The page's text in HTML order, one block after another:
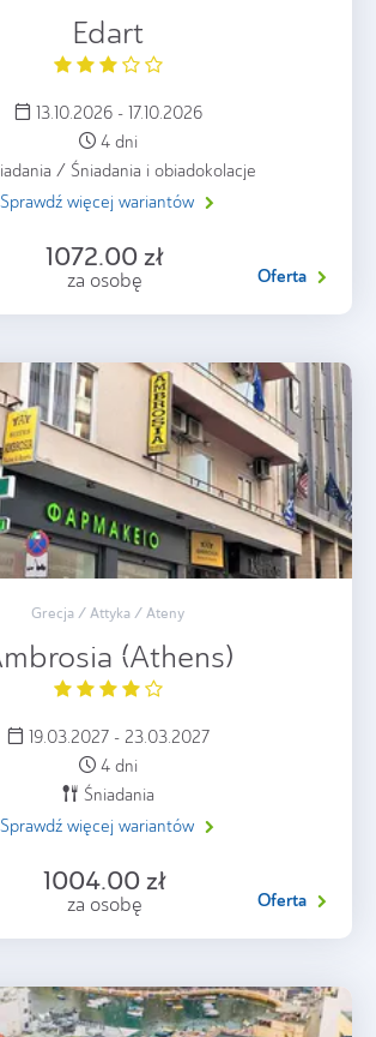
Edart
13.10.2026 - 17.10.2026
4 dni
/ Śniadania i obiadokolacje
Sprawdź więcej wariantów
1072.00 zł
za osobę Oferta
Grecja / Attyka / Ateny
(Athens)
19.03.2027 - 23.03.2027
4 dni
Śniadania
Sprawdź więcej wariantów
1004.00 zł
za osobę Oferta